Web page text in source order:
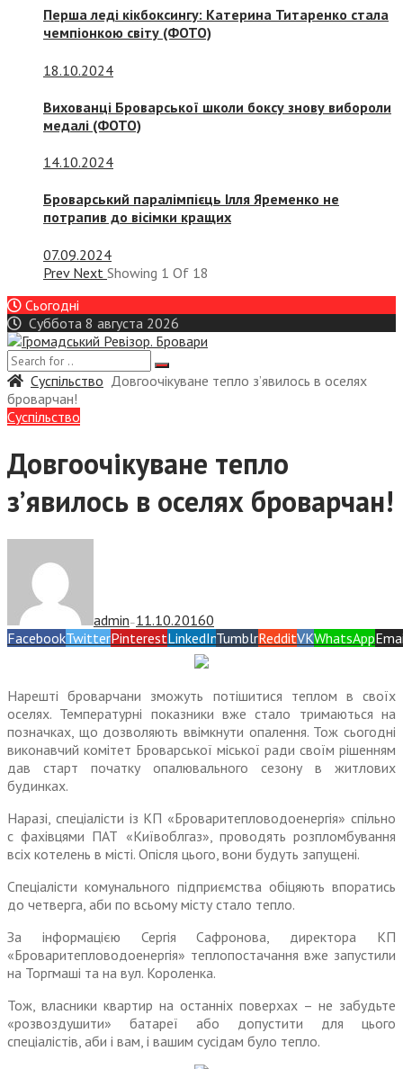
Перша леді кікбоксингу: Катерина Титаренко стала
чемпіонкою світу (ФОТО)
18.10.2024
Вихованці Броварської школи боксу знову вибороли
медалі (ФОТО)
14.10.2024
Броварський паралімпієць Ілля Яременко не
потрапив до вісімки кращих
07.09.2024
Prev Next Showing 1 Of 18
Сьогодні
Суббота 8 августа 2026
Суспiльство Довгоочікуване тепло з’явилось в оселях
броварчан!
Суспiльство
Довгоочікуване тепло
з’явилось в оселях броварчан!
admin — 11.10.20160
FacebookTwitterPinterestLinkedInTumblrRedditVKWhatsApp
Нарешті броварчани зможуть потішитися теплом в своїх
оселях. Температурні показники вже стало тримаються на
позначках, що дозволяють ввімкнути опалення. Тож сьогодні
виконавчий комітет Броварської міської ради своїм рішенням
дав старт початку опалювального сезону в житлових
будинках.
Наразі, спеціалісти із КП «Броваритепловодоенергія» спільно
с фахівцями ПАТ «Київоблгаз», проводять розпломбування
всіх котелень в місті. Опісля цього, вони будуть запущені.
Спеціалісти комунального підприємства обіцяють впоратись
до четверга, аби по всьому місту стало тепло.
За інформацією Сергія Сафронова, директора КП
«Броваритепловодоенергія» теплопостачання вже запустили
на Торгмаші та на вул. Короленка.
Тож, власники квартир на останніх поверхах – не забудьте
«розвоздушити» батареї або допустити для цього
спеціалістів, аби і вам, і вашим сусідам було тепло.